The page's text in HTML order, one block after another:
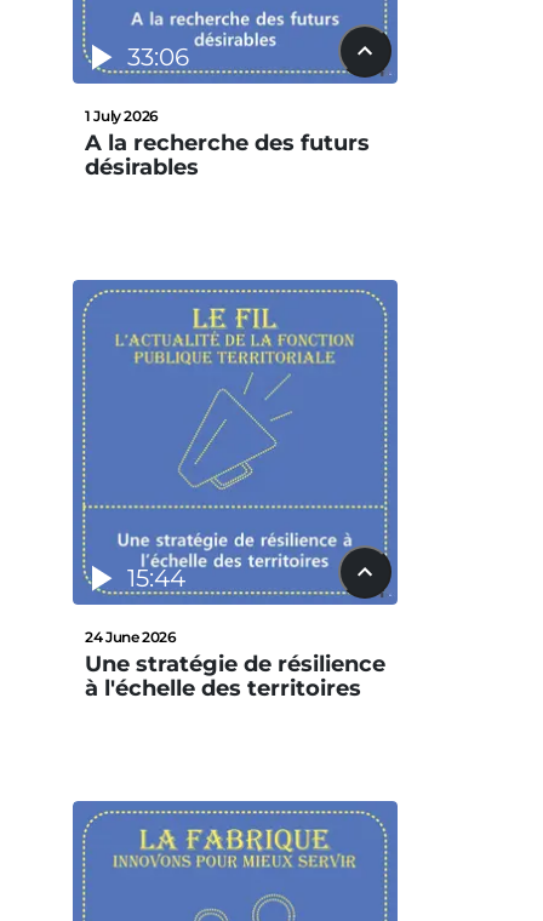
33:06
1 July 2026
A la recherche des futurs
désirables
15:44
24 June 2026
Une stratégie de résilience
à l'échelle des territoires